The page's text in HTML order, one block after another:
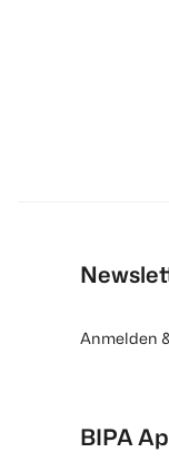
Anmelden
BIPA